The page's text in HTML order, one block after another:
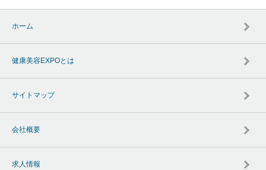
ホーム
健康美容EXPOとは
サイトマップ
会社概要
求人情報